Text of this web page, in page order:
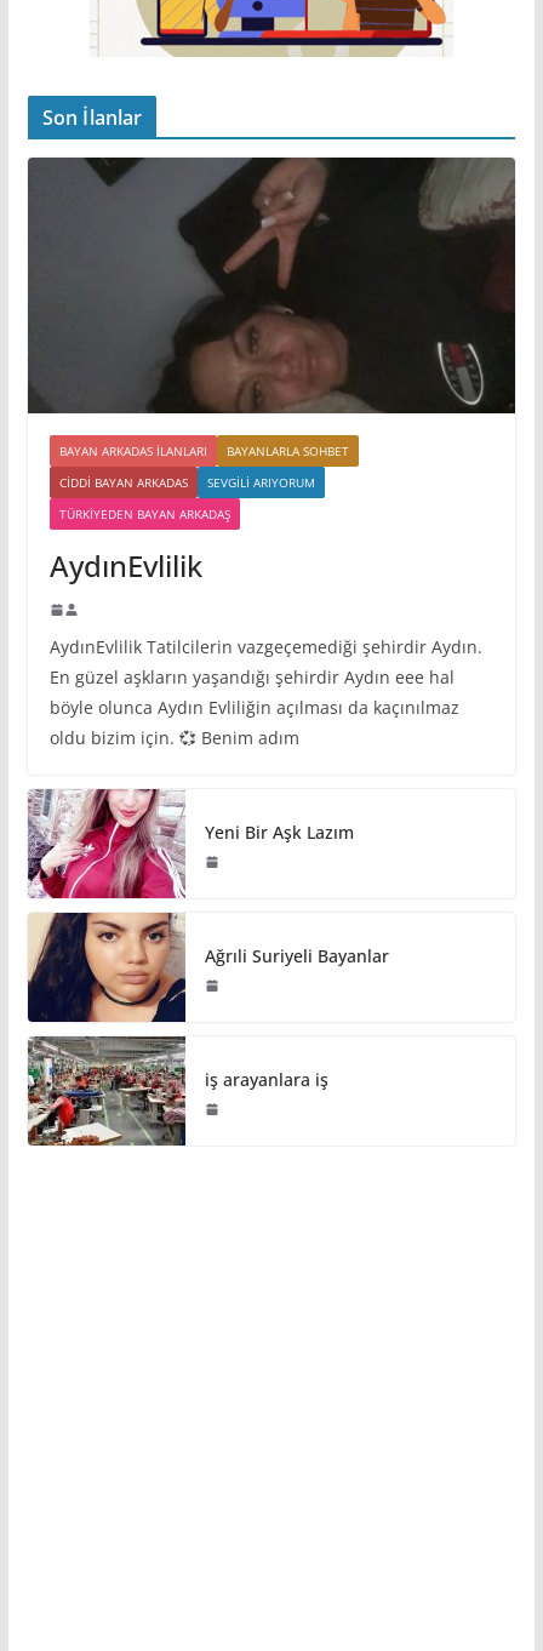
Son İlanlar
BAYAN ARKADAS ILANLARI
BAYANLARLA SOHBET
CIDDI BAYAN ARKADAS
SEVGILI ARIYORUM
TÜRKIYEDEN BAYAN ARKADAŞ
AydınEvlilik
AydınEvlilik Tatilcilerin vazgeçemediği şehirdir Aydın.
En güzel aşkların yaşandığı şehirdir Aydın eee hal
böyle olunca Aydın Evliliğin açılması da kaçınılmaz
oldu bizim için. 💞 Benim adım
Yeni Bir Aşk Lazım
Ağrıli Suriyeli Bayanlar
iş arayanlara iş